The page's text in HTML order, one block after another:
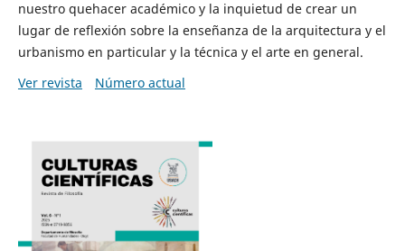
nuestro quehacer académico y la inquietud de crear un
lugar de reflexión sobre la enseñanza de la arquitectura y el
urbanismo en particular y la técnica y el arte en general.
Ver revista
Número actual